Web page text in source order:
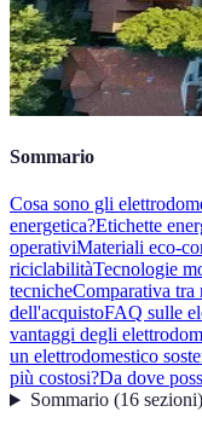
Sommario
Cosa sono gli
energetica?Etichette
operativiMateriali eco-
riciclabilitàTecnologie
tecnicheComparativa tra
dell'acquistoFAQ sulle
vantaggi degli
un elettrodomestico
più costosi?Da dove
Sommario(16 sezioni)